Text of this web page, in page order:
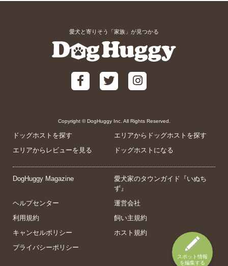
スポット情報
を編集する
愛犬と寄りそう「家族」が見つかる
Copyright © DogHuggy Inc. All Rights Reserved.
ドッグホストを探す
エリアからドッグホストを探す
エリアからレビューを見る
ドッグホストになる
DogHuggy Magazine
愛犬家のタウンガイド『いぬち
ず』
ヘルプセンター
運営会社
利用規約
飼い主規約
キャンセルポリシー
ホスト規約
プライバシーポリシー